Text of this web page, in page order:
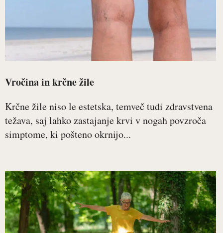
Vročina in krčne žile
Krčne žile niso le estetska, temveč tudi zdravstvena
težava, saj lahko zastajanje krvi v nogah povzroča
simptome, ki pošteno okrnijo...